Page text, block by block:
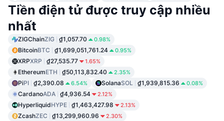
Tiền điện tử được truy cập nhiều
nhất
ZIGChainZIG ₫1,057.70 0.98%
BitcoinBTC ₫1,699,051,761.24 0.95%
XRPXRP ₫27,535.77 1.65%
EthereumETH ₫50,113,832.40 2.35%
PiPI ₫2,390.08 6.54% SolanaSOL ₫1,939,815.36 0.08%
CardanoADA ₫4,936.54 2.12%
HyperliquidHYPE ₫1,463,427.98 2.13%
ZcashZEC ₫13,299,960.96 2.30%